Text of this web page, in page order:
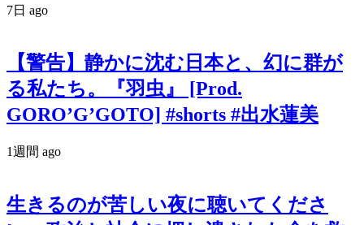
7日 ago
【警告】静かに沈む日本と、幻に群が
る私たち。『羽虫』 [Prod.
GORO’G’GOTO] #shorts #出水蓮美
1週間 ago
生きるのが苦しい夜に聴いてくださ